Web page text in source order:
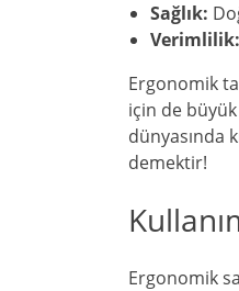
Sağlık:
Verimlilik:
Ergonomik
için de büyük
dünyasında
demektir!
Ergonomik